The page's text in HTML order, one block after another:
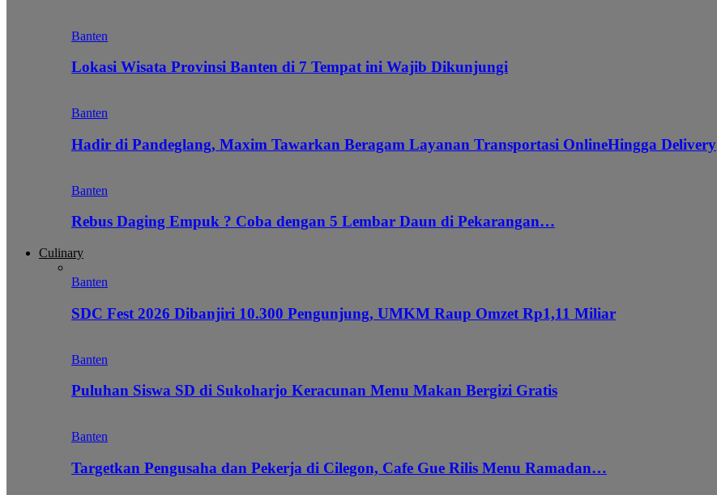
Banten
Lokasi Wisata Provinsi Banten di 7 Tempat ini Wajib Dikunjungi
Banten
Hadir di Pandeglang, Maxim Tawarkan Beragam Layanan Transportasi OnlineHingga Delivery
Banten
Rebus Daging Empuk ? Coba dengan 5 Lembar Daun di Pekarangan…
Culinary
Banten
SDC Fest 2026 Dibanjiri 10.300 Pengunjung, UMKM Raup Omzet Rp1,11 Miliar
Banten
Puluhan Siswa SD di Sukoharjo Keracunan Menu Makan Bergizi Gratis
Banten
Targetkan Pengusaha dan Pekerja di Cilegon, Cafe Gue Rilis Menu Ramadan…